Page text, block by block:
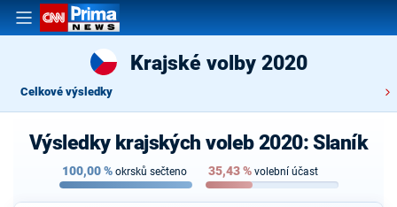
Krajské volby 2020
Celkové výsledky
Výsledky krajských voleb 2020: Slaník
100,00% okrsků sečteno 35,43% volební účast